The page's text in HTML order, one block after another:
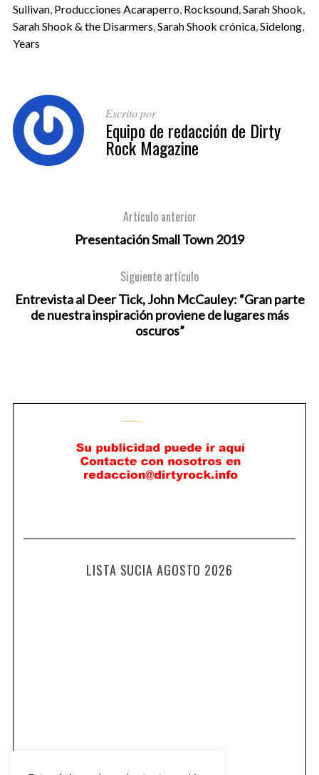
Sullivan, Producciones Acaraperro, Rocksound,Sarah Shook,
Sarah Shook & the Disarmers,Sarah Shook crónica,Sidelong,
Years
Escrito por
Equipo de redacción de Dirty
Rock Magazine
Artículo anterior
Presentación Small Town 2019
Siguiente artículo
Entrevista al Deer Tick, John McCauley: “Gran parte
de nuestra inspiración proviene de lugares más
oscuros”
LISTA SUCIA AGOSTO 2026